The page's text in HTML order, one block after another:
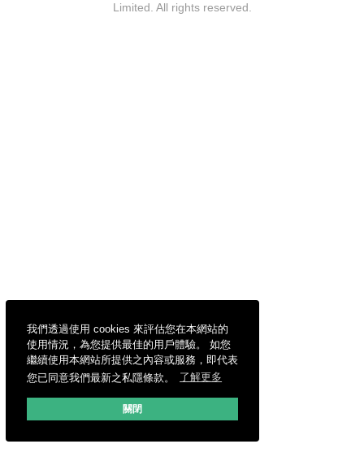
我們透過使用 cookies 來評估您在本網站的
使用情況，為您提供最佳的用戶體驗。 如您
繼續使用本網站所提供之內容或服務，即代表
您已同意我們最新之私隱條款。
了解更多
關閉
Limited. All rights reserved.